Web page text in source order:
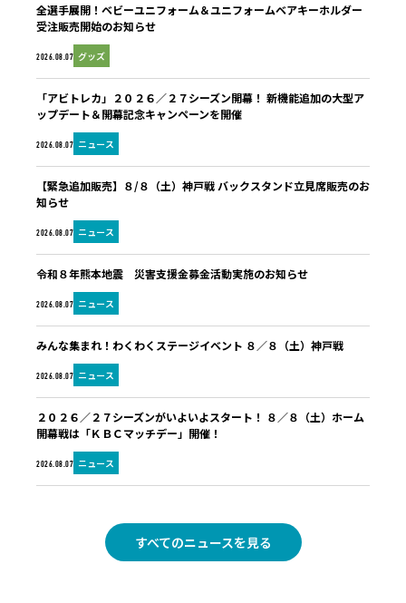
2026.08.07 グッズ
全選手展開！ベビーユニフォーム＆ユニフォームベアキーホルダー
受注販売開始のお知らせ
2026.08.07 ニュース
「アビトレカ」２０２６／２７シーズン開幕！ 新機能追加の大型ア
ップデート＆開幕記念キャンペーンを開催
2026.08.07 ニュース
【緊急追加販売】８/８（土）神戸戦 バックスタンド立見席販売のお
知らせ
2026.08.07 ニュース
令和８年熊本地震 災害支援金募金活動実施のお知らせ
2026.08.07 ニュース
みんな集まれ！わくわくステージイベント ８／８（土）神戸戦
2026.08.07 ニュース
２０２６／２７シーズンがいよいよスタート！ ８／８（土）ホーム
開幕戦は「ＫＢＣマッチデー」開催！
すべてのニュースを見る